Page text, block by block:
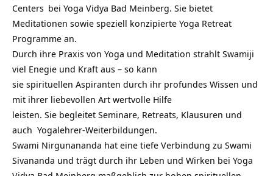
Centers bei Yoga Vidya Bad Meinberg. Sie bietet
Meditationen sowie speziell konzipierte Yoga Retreat
Programme an.
Durch ihre Praxis von Yoga und Meditation strahlt Swamiji
viel Enegie und Kraft aus – so kann
sie spirituellen Aspiranten durch ihr profundes Wissen und
mit ihrer liebevollen Art wertvolle Hilfe
leisten. Sie begleitet Seminare, Retreats, Klausuren und
auch Yogalehrer-Weiterbildungen.
Swami Nirgunananda hat eine tiefe Verbindung zu Swami
Sivananda und trägt durch ihr Leben und Wirken bei Yoga